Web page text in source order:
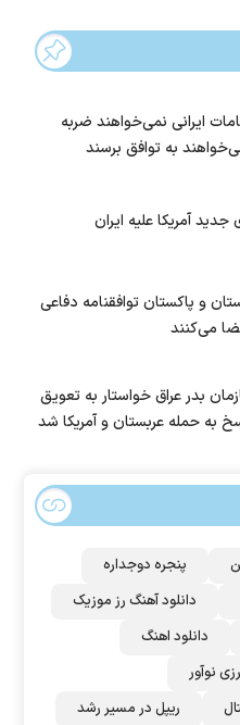
ایرانی نمی‌خواهند ضربه
به توافق برسند
آمریکا علیه ایران
و پاکستان توافقنامه دفاعی
می‌کنند
بدر عراق خواستار به تعویق
به حمله عربستان و آمریکا شد
پنجره دوجداره
دانلود آهنگ رز‌ موزیک
دانلود اهنگ
نوآور
ریپل در مسیر رشد